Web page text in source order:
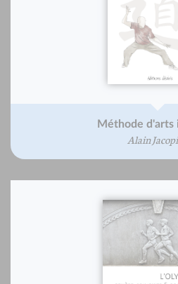
Méthode d'arts
Alain